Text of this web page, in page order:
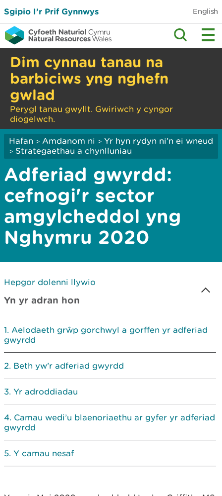
Sgipio I’r Prif Gynnwys English
Dim cynnau tanau na
barbiciws yng nghefn
gwlad
Perygl tanau gwyllt. Gwiriwch y cyngor
diogelwch.
Hafan > Amdanom ni > Yr hyn rydyn ni’n ei wneud
> Strategaethau a chynlluniau
Adferiad gwyrdd:
cefnogi'r sector
amgylcheddol yng
Nghymru 2020
Hepgor dolenni llywio
Yn yr adran hon
Aelodaeth grŵp gorchwyl a gorffen yr adferiad
gwyrdd
Beth yw’r adferiad gwyrdd
Yr adroddiadau
Camau wedi’u blaenoriaethu ar gyfer yr adferiad
gwyrdd
Y camau nesaf